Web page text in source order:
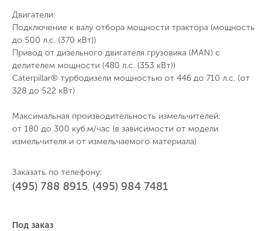
Двигатели:
Подключение к валу отбора мощности трактора (мощность
до 500 л.с. (370 кВт))
Привод от дизельного двигателя грузовика (MAN) с
делителем мощности (480 л.с. (353 кВт))
Caterpillar® турбодизели мощностью от 446 до 710 л.с. (от
328 до 522 кВт)
Максимальная производительность измельчителей:
от 180 до 300 куб.м/час (в зависимости от модели
измельчителя и от измельчаемого материала)
Заказать по телефону:
(495) 788 8915, (495) 984 7481
Под заказ